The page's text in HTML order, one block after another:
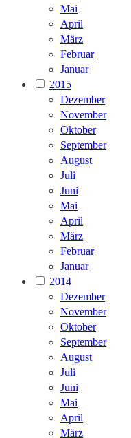
Mai
April
März
Februar
Januar
2015
Dezember
November
Oktober
September
August
Juli
Juni
Mai
April
März
Februar
Januar
2014
Dezember
November
Oktober
September
August
Juli
Juni
Mai
April
März